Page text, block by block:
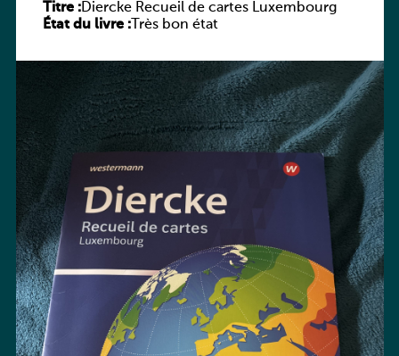
Titre :Diercke Recueil de cartes Luxembourg
État du livre :Très bon état